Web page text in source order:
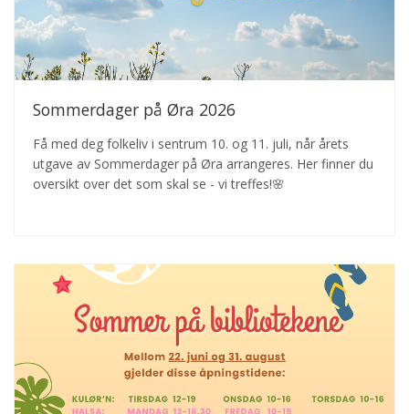
Sommerdager på Øra 2026
Få med deg folkeliv i sentrum 10. og 11. juli, når årets
utgave av Sommerdager på Øra arrangeres. Her finner du
oversikt over det som skal se - vi treffes!🌸